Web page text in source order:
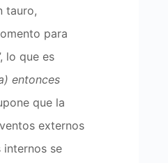
tauro,
para
lo que es
entonces
que la
externos
se